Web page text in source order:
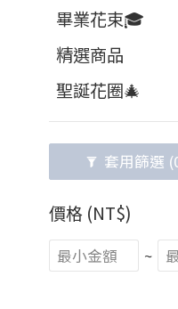
畢業花束🎓
精選商品
聖誕花圈🎄
套用篩選
價格 (NT$)
~